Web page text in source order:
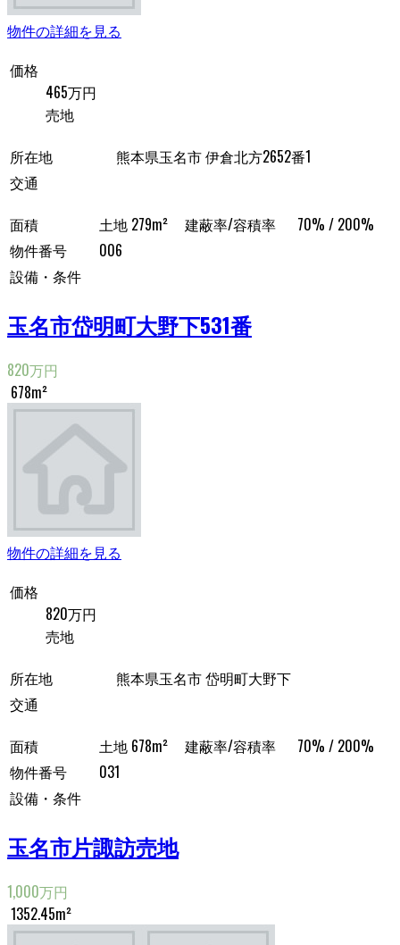
物件の詳細を見る
価格
465万円
売地
所在地
熊本県玉名市 伊倉北方2652番1
交通
面積
土地 279m² 建蔽率/容積率
70% / 200%
物件番号
006
設備・条件
玉名市岱明町大野下531番
820万円
678m²
物件の詳細を見る
価格
820万円
売地
所在地
熊本県玉名市 岱明町大野下
交通
面積
土地 678m² 建蔽率/容積率
70% / 200%
物件番号
031
設備・条件
玉名市片諏訪売地
1,000万円
1352.45m²